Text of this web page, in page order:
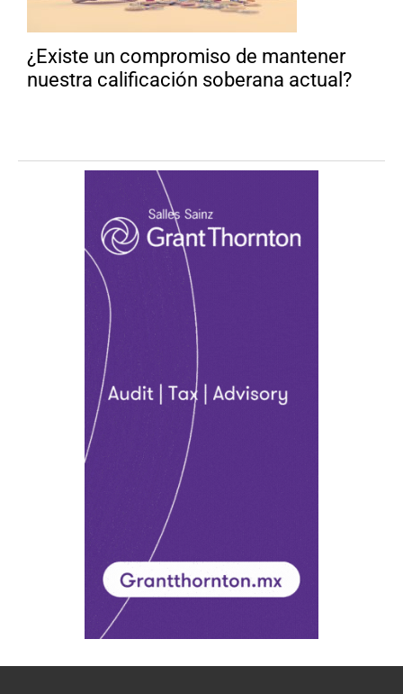
¿Existe un compromiso de mantener
nuestra calificación soberana actual?